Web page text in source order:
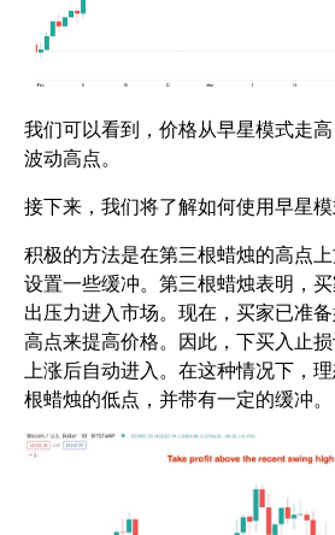
我们可以看到，价格从早星模式走
波动高点。
接下来，我们将了解如何使用早星
积极的方法是在第三根蜡烛的高点
设置一些缓冲。第三根蜡烛表明，
出压力进入市场。现在，买家已准
高点来提高价格。因此，下买入止
上涨后自动进入。在这种情况下，
根蜡烛的低点，并带有一定的缓冲。